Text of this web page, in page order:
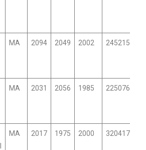
MA 2094 2049 2002 24521558
MA 2031 2056 1985 2250764
MA 2017 1975 2000 32041713